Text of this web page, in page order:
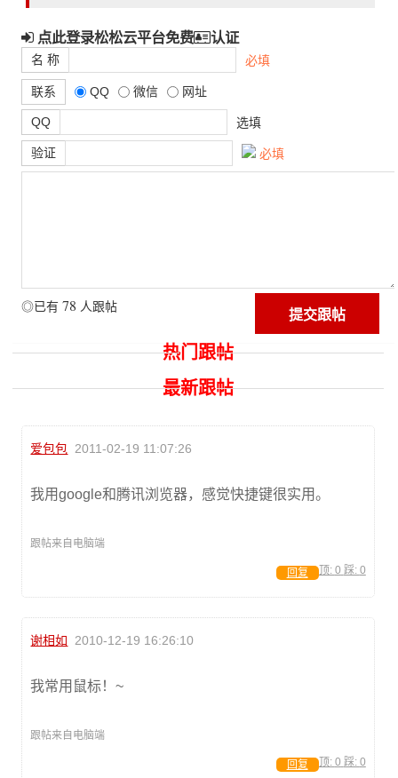
点此登录松松云平台免费 认证
名 称 必填
联系 QQ 微信 网址
QQ 选填
验证 必填
◎已有 78 人跟帖
热门跟帖
最新跟帖
爱包包 2011-02-19 11:07:26
我用google和腾讯浏览器，感觉快捷键很实用。
跟帖来自电脑端
顶: 0 踩: 0
回复
谢相如 2010-12-19 16:26:10
我常用鼠标！~
跟帖来自电脑端
顶: 0 踩: 0
回复